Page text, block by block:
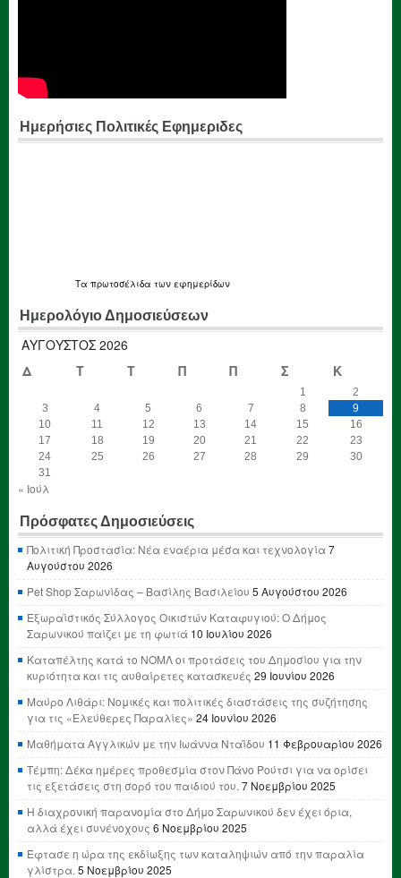
Ημερήσιες Πολιτικές Εφημεριδες
Τα πρωτοσέλιδα των εφημερίδων
Ημερολόγιο Δημοσιεύσεων
ΑΎΓΟΥΣΤΟΣ 2026
Δ
Τ Τ Π Π Σ Κ
1
2
3
4 5 6 7 8
9
10
11 12 13 14 15
16
17
18 19 20 21 22
23
24
25 26 27 28 29
30
31
« Ιούλ
Πρόσφατες Δημοσιεύσεις
Πολιτική Προστασία: Νέα εναέρια μέσα και τεχνολογία7
Αυγούστου 2026
Pet Shop Σαρωνίδας – Βασίλης Βασιλείου 5 Αυγούστου 2026
Εξωραϊστικός Σύλλογος Οικιστών Καταφυγιού: Ο Δήμος
Σαρωνικού παίζει με τη φωτιά 10 Ιουλίου 2026
Καταπέλτης κατά το ΝΟΜΛ οι προτάσεις του Δημοσίου για την
κυριότητα και τις αυθαίρετες κατασκευές 29 Ιουνίου 2026
Μαύρο Λιθάρι: Νομικές και πολιτικές διαστάσεις της συζήτησης
για τις «Ελεύθερες Παραλίες» 24 Ιουνίου 2026
Μαθήματα Αγγλικών με την Ιωάννα Νταΐδου 11 Φεβρουαρίου 2026
Τέμπη: Δέκα ημέρες προθεσμία στον Πάνο Ρούτσι για να ορίσει
τις εξετάσεις στη σορό του παιδιού του. 7 Νοεμβρίου 2025
Η διαχρονική παρανομία στο Δήμο Σαρωνικού δεν έχει όρια,
αλλά έχει συνένοχους 6 Νοεμβρίου 2025
Έφτασε η ώρα της εκδίωξης των καταληψιών από την παραλία
γλίστρα. 5 Νοεμβρίου 2025